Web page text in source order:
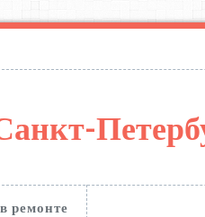
ремонте